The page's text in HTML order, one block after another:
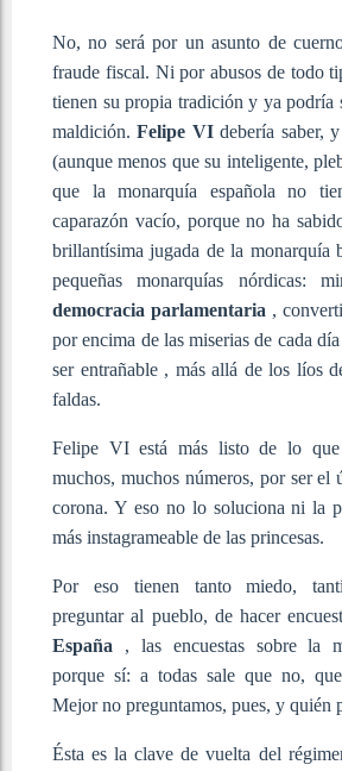
No, no será por un asunto de
fraude fiscal. Ni por abusos de todo
tienen su propia tradición y ya podría
maldición.Felipe VIdebería saber,
(aunque menos que su inteligente,
que la monarquía española no
caparazón vacío, porque no ha
brillantísima jugada de la monarquía
pequeñas monarquías nórdicas:
democracia parlamentaria ,
por encima de las miserias de cada
ser entrañable , más allá de los líos
faldas.
Felipe VI está más listo de lo que
muchos, muchos números, por ser el
corona. Y eso no lo soluciona ni la
más instagrameable de las princesas.
Por eso tienen tanto miedo,
preguntar al pueblo, de hacer
España , las encuestas sobre la
porque sí: a todas sale que no,
Mejor no preguntamos, pues, y quién
Ésta es la clave de vuelta del